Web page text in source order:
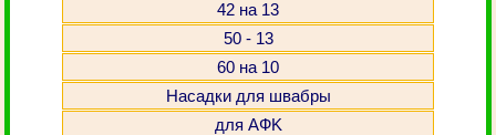
42 на 13
50 - 13
60 на 10
Насадки для швабры
для АФK